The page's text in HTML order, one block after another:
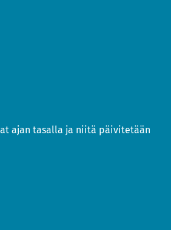
ajan tasalla ja niitä päivitetään